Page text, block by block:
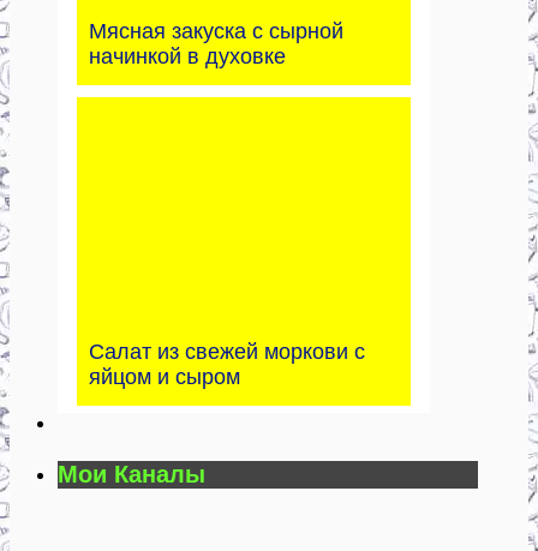
Мясная закуска с сырной
начинкой в духовке
Салат из свежей моркови с
яйцом и сыром
Мои Каналы